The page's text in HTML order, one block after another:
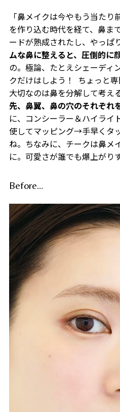
「鼻メイクは今やもう当た
を作り込む時代を経て、鼻ま
ードが熟成されたし、やっぱ
ムな鼻に整えると、圧倒的に
の。極論、たとえシェーディ
クだけはしよう！
ちょっと
大切なのは鼻を分解して考え
先、鼻翼、鼻の穴のそれぞれ
に、コンシーラー＆ハイライ
使してマッピング→手早くタ
ね。ちなみに、チークは鼻メ
に。可愛さが誰でも爆上がり
Before…